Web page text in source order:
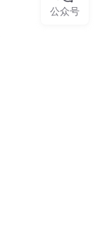
公众号